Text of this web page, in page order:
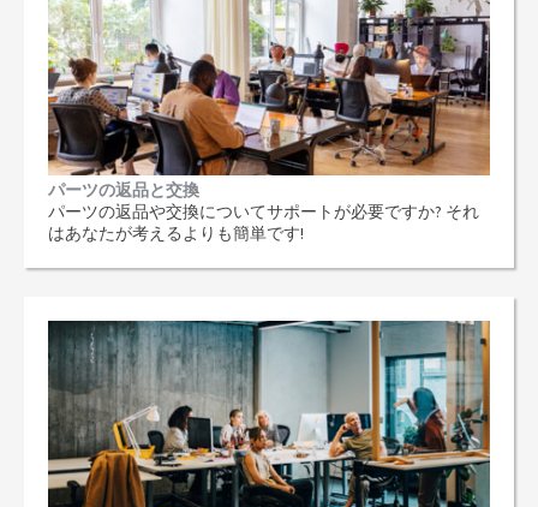
パーツの返品と交換
パーツの返品や交換についてサポートが必要ですか? それ
はあなたが考えるよりも簡単です!